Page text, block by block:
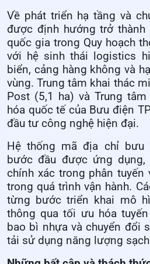
Về phát triển hạ tầng và
được định hướng trở
quốc gia trong Quy hoạch
với hệ sinh thái logistics
biển, cảng hàng không và
vùng. Trung tâm khai thác
Post (5,1 ha) và Trung
hóa quốc tế của Bưu điện
đầu tư công nghệ hiện đại.
Hệ thống mã địa chỉ bưu
bước đầu được ứng
chính xác trong phân
trong quá trình vận hành.
từng bước triển khai mô
thông qua tối ưu hóa
bao bì nhựa và chuyển đổi
tải sử dụng năng lượng